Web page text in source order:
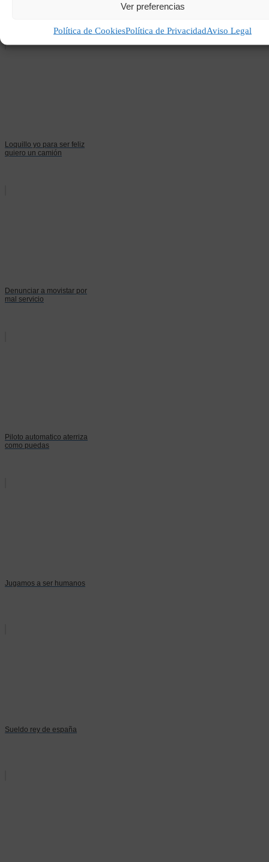
Ver preferencias
Política de CookiesPolítica de PrivacidadAviso Legal
Loquillo yo para ser feliz
quiero un camión
Denunciar a movistar por
mal servicio
Piloto automatico aterriza
como puedas
Jugamos a ser humanos
Sueldo rey de españa